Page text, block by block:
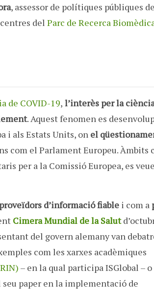
, assessor de polítiques públiques de
del Parc de Recerca
de COVID-19, l’interès per la
. Aquest fenomen es
i als Estats Units, on el
com el Parlament Europeu. Àmbits
per a la Comissió Europea, es
d’informació fiable i com a
Cimera Mundial de la Salut
del govern alemany van
com les xarxes acadèmiques
– en la qual participa ISGlobal – o
seu paper en la implementació de